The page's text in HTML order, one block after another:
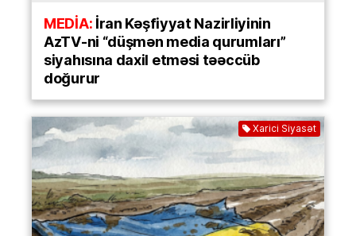
MEDİA:İran Kəşfiyyat Nazirliyinin
AzTV-ni “düşmən media qurumları”
siyahısına daxil etməsi təəccüb
doğurur
Xarici Siyasət